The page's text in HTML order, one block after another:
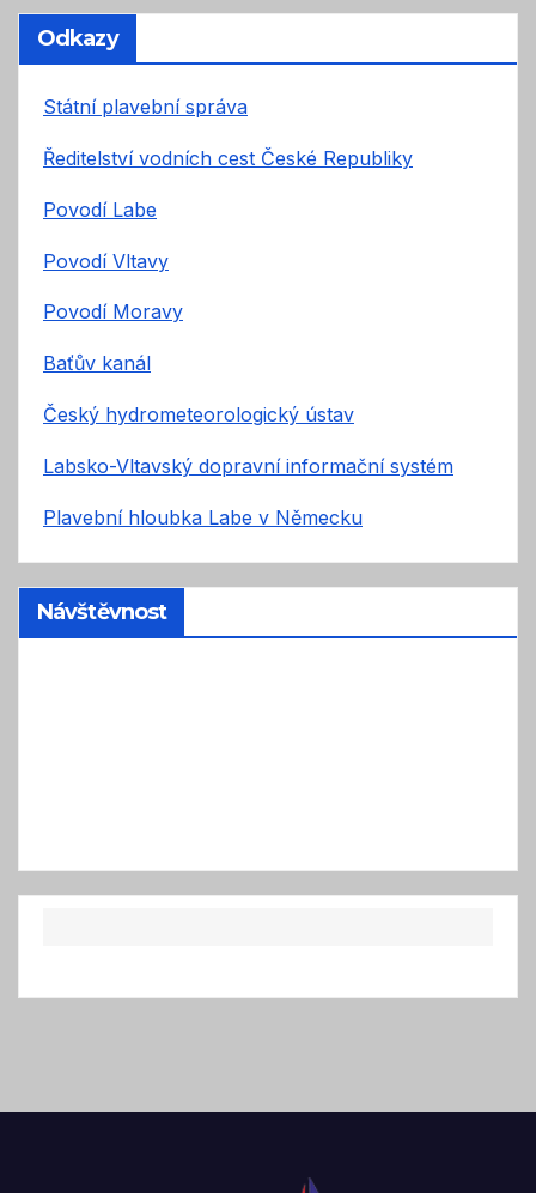
Odkazy
Státní plavební správa
Ředitelství vodních cest České Republiky
Povodí Labe
Povodí Vltavy
Povodí Moravy
Baťův kanál
Český hydrometeorologický ústav
Labsko-Vltavský dopravní informační systém
Plavební hloubka Labe v Německu
Návštěvnost